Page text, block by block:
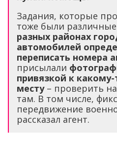
Задания, которые
тоже были
разных районах
автомобилей
переписать номера
присылали
привязкой к
месту– проверить
там. В том числе,
передвижение
рассказал агент.